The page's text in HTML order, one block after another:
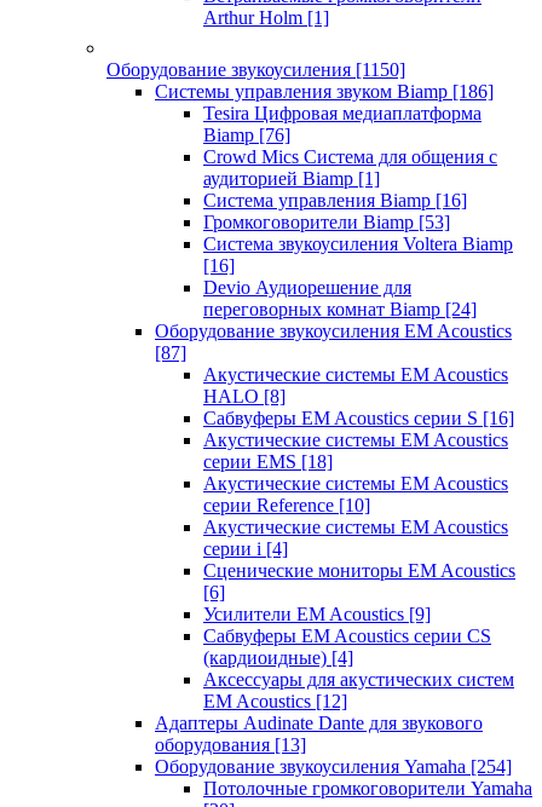
Arthur Holm [1]
Оборудование звукоусиления [1150]
Системы управления звуком Biamp [186]
Tesira Цифровая медиаплатформа
Biamp [76]
Crowd Mics Система для общения с
аудиторией Biamp [1]
Система управления Biamp [16]
Громкоговорители Biamp [53]
Система звукоусиления Voltera Biamp
[16]
Devio Аудиорешение для
переговорных комнат Biamp [24]
Оборудование звукоусиления EM Acoustics
[87]
Акустические системы EM Acoustics
HALO [8]
Сабвуферы EM Acoustics серии S [16]
Акустические системы EM Acoustics
серии EMS [18]
Акустические системы EM Acoustics
серии Reference [10]
Акустические системы EM Acoustics
серии i [4]
Сценические мониторы EM Acoustics
[6]
Усилители EM Acoustics [9]
Сабвуферы EM Acoustics серии CS
(кардиоидные) [4]
Аксессуары для акустических систем
EM Acoustics [12]
Адаптеры Audinate Dante для звукового
оборудования [13]
Оборудование звукоусиления Yamaha [254]
Потолочные громкоговорители Yamaha